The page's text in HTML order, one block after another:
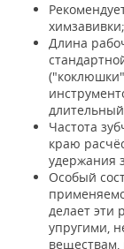
химзавивки;
Длина
Частота
краю
удержания
Особый
делает эти
упругими,